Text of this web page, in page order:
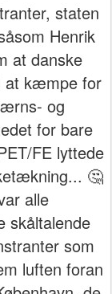
staten
Henrik
at danske
at kæmpe for
og
for bare
FE lyttede
🤔
alle
skåltalende
som
luften foran